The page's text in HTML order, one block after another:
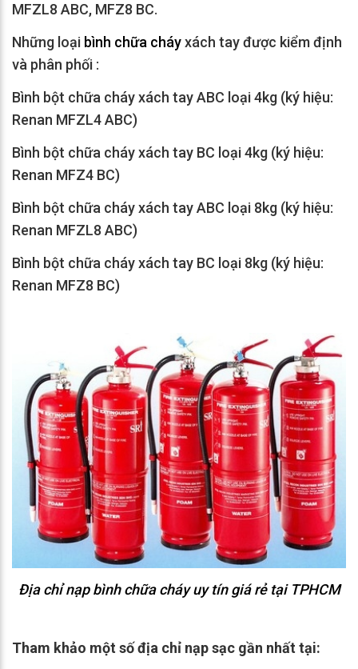
MFZL8 ABC, MFZ8 BC.
Những loại bình chữa cháyxách tay được kiểm định
và phân phối :
Bình bột chữa cháy xách tay ABC loại 4kg (ký hiệu:
Renan MFZL4 ABC)
Bình bột chữa cháy xách tay BC loại 4kg (ký hiệu:
Renan MFZ4 BC)
Bình bột chữa cháy xách tay ABC loại 8kg (ký hiệu:
Renan MFZL8 ABC)
Bình bột chữa cháy xách tay BC loại 8kg (ký hiệu:
Renan MFZ8 BC)
Địa chỉ nạp bình chữa cháy uy tín giá rẻ tại TPHCM
Tham khảo một số địa chỉ nạp sạc gần nhất tại: